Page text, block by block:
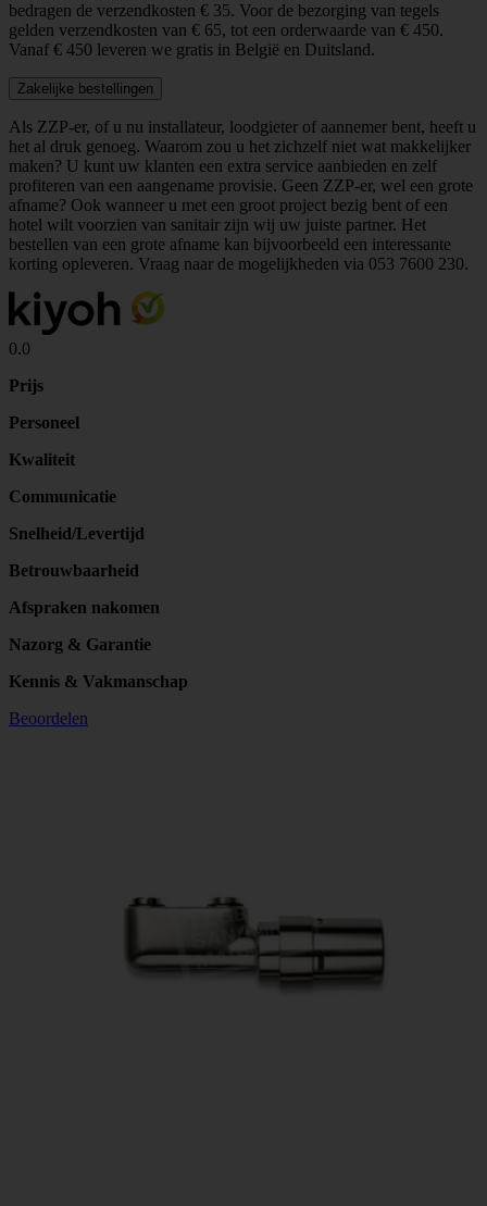
bedragen de verzendkosten € 35. Voor de bezorging van tegels
gelden verzendkosten van € 65, tot een orderwaarde van € 450.
Vanaf € 450 leveren we gratis in België en Duitsland.
Zakelijke bestellingen
Als ZZP-er, of u nu installateur, loodgieter of aannemer bent, heeft u
het al druk genoeg. Waarom zou u het zichzelf niet wat makkelijker
maken? U kunt uw klanten een extra service aanbieden en zelf
profiteren van een aangename provisie. Geen ZZP-er, wel een grote
afname? Ook wanneer u met een groot project bezig bent of een
hotel wilt voorzien van sanitair zijn wij uw juiste partner. Het
bestellen van een grote afname kan bijvoorbeeld een interessante
korting opleveren. Vraag naar de mogelijkheden via 053 7600 230.
0.0
Prijs
Personeel
Kwaliteit
Communicatie
Snelheid/Levertijd
Betrouwbaarheid
Afspraken nakomen
Nazorg & Garantie
Kennis & Vakmanschap
Beoordelen